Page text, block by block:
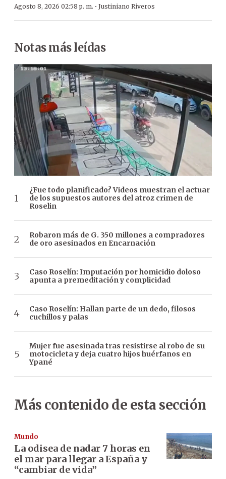
Agosto 8, 2026 02:58 p. m. · Justiniano Riveros
Notas más leídas
¿Fue todo planificado? Videos muestran el actuar
de los supuestos autores del atroz crimen de
Roselin
Robaron más de G. 350 millones a compradores
de oro asesinados en Encarnación
Caso Roselín: Imputación por homicidio doloso
apunta a premeditación y complicidad
Caso Roselín: Hallan parte de un dedo, filosos
cuchillos y palas
Mujer fue asesinada tras resistirse al robo de su
motocicleta y deja cuatro hijos huérfanos en
Ypané
Más contenido de esta sección
Mundo
La odisea de nadar 7 horas en
el mar para llegar a España y
“cambiar de vida”